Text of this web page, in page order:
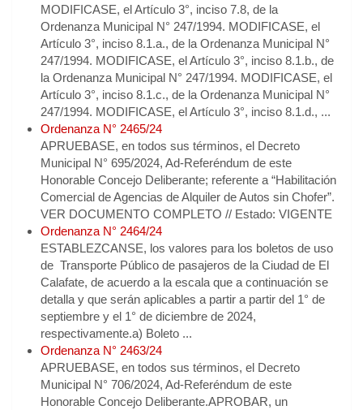
MODIFICASE, el Artículo 3°, inciso 7.8, de la
Ordenanza Municipal N° 247/1994. MODIFICASE, el
Artículo 3°, inciso 8.1.a., de la Ordenanza Municipal N°
247/1994. MODIFICASE, el Artículo 3°, inciso 8.1.b., de
la Ordenanza Municipal N° 247/1994. MODIFICASE, el
Artículo 3°, inciso 8.1.c., de la Ordenanza Municipal N°
247/1994. MODIFICASE, el Artículo 3°, inciso 8.1.d., ...
Ordenanza N° 2465/24
APRUEBASE, en todos sus términos, el Decreto
Municipal N° 695/2024, Ad-Referéndum de este
Honorable Concejo Deliberante; referente a “Habilitación
Comercial de Agencias de Alquiler de Autos sin Chofer”.
VER DOCUMENTO COMPLETO // Estado: VIGENTE
Ordenanza N° 2464/24
ESTABLEZCANSE, los valores para los boletos de uso
de Transporte Público de pasajeros de la Ciudad de El
Calafate, de acuerdo a la escala que a continuación se
detalla y que serán aplicables a partir a partir del 1° de
septiembre y el 1° de diciembre de 2024,
respectivamente.a) Boleto ...
Ordenanza N° 2463/24
APRUEBASE, en todos sus términos, el Decreto
Municipal N° 706/2024, Ad-Referéndum de este
Honorable Concejo Deliberante.APROBAR, un